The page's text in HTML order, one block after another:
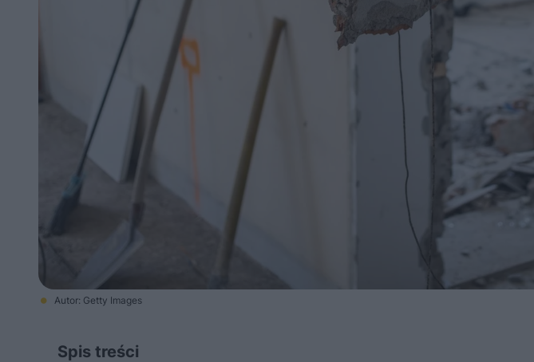
Autor: Getty Images
Spis treści